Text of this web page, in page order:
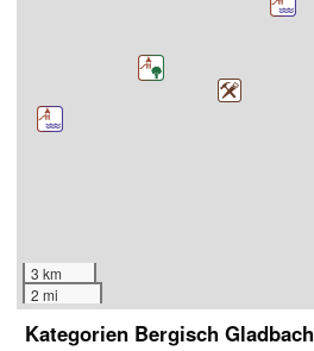
3 km
2 mi
Kategorien Bergisch Gladbach